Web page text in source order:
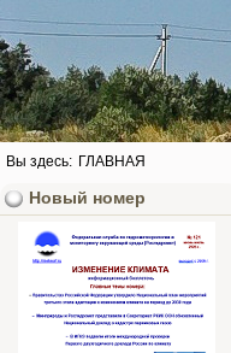
Вы здесь: ГЛАВНАЯ
Новый номер